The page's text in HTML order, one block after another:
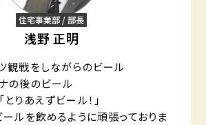
住宅事業部 / 部長
浅野 正明
観戦をしながらのビール
の後のビール
りあえずビール！」
ールを飲めるように頑張っておりま